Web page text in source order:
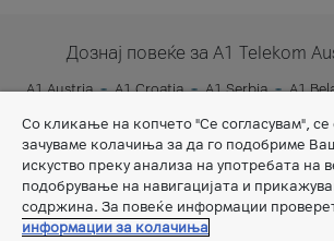
Дознај повеќе за A1 Telekom
A1 Austria A1 Croatia A1 Serbia A1
A1 Slovenia
A1 Digital
Со кликање на копчето "Се согласувам", се
зачуваме колачиња за да го подобриме
искуство преку анализа на употребата на
подобрување на навигацијата и
содржина. За повеќе информации
информации за колачиња